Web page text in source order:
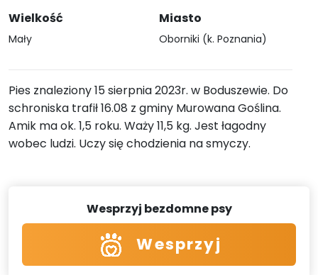
Wielkość
Mały
Miasto
Oborniki (k. Poznania)
Pies znaleziony 15 sierpnia 2023r. w Boduszewie. Do
schroniska trafił 16.08 z gminy Murowana Goślina.
Amik ma ok. 1,5 roku. Waży 11,5 kg. Jest łagodny
wobec ludzi. Uczy się chodzienia na smyczy.
Wesprzyj bezdomne psy
Wesprzyj